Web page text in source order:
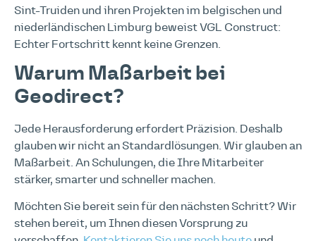
Sint-Truiden und ihren Projekten im belgischen und
niederländischen Limburg beweist VGL Construct:
Echter Fortschritt kennt keine Grenzen.
Warum Maßarbeit bei
Geodirect?
Jede Herausforderung erfordert Präzision. Deshalb
glauben wir nicht an Standardlösungen. Wir glauben an
Maßarbeit. An Schulungen, die Ihre Mitarbeiter
stärker, smarter und schneller machen.
Möchten Sie bereit sein für den nächsten Schritt? Wir
stehen bereit, um Ihnen diesen Vorsprung zu